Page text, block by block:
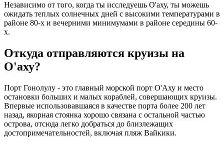
Независимо от того, когда ты исследуешь О'аху, ты можешь
ожидать теплых солнечных дней с высокими температурами в
районе 80-х и вечерними минимумами в районе середины 60-
х.
Откуда отправляются круизы на
О'аху?
Порт Гонолулу - это главный морской порт О'Аху и место
остановки больших и малых кораблей, совершающих круизы.
Впервые использовавшаяся в качестве порта более 200 лет
назад, якорная стоянка хорошо связана с остальной частью
острова, отсюда легко добраться до близлежащих
достопримечательностей, включая пляж Вайкики.